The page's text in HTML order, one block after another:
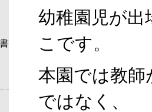
幼稚園児が
こです。
本園では教
ではなく、